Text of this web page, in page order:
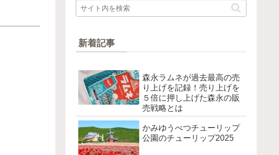
新着記事
森永ラムネが過去最高の売
り上げを記録！売り上げを
５倍に押し上げた森永の販
売戦略とは
かみゆうべつチューリップ
公園のチューリップ2025